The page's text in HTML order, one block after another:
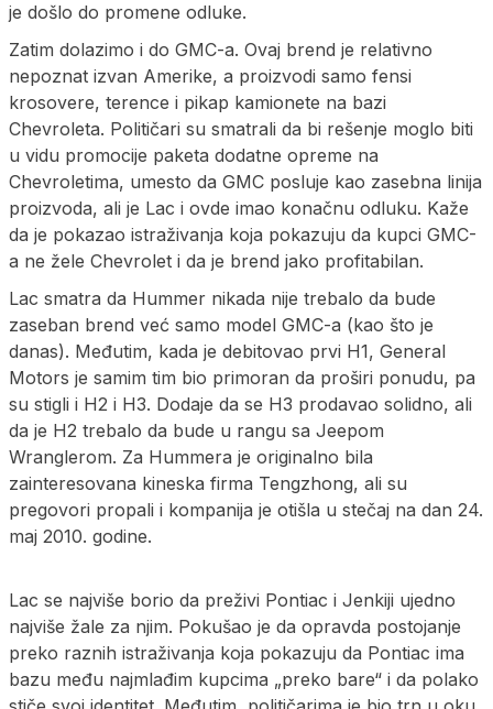
je došlo do promene odluke.
Zatim dolazimo i do GMC-a. Ovaj brend je relativno
nepoznat izvan Amerike, a proizvodi samo fensi
krosovere, terence i pikap kamionete na bazi
Chevroleta. Političari su smatrali da bi rešenje moglo biti
u vidu promocije paketa dodatne opreme na
Chevroletima, umesto da GMC posluje kao zasebna linija
proizvoda, ali je Lac i ovde imao konačnu odluku. Kaže
da je pokazao istraživanja koja pokazuju da kupci GMC-
a ne žele Chevrolet i da je brend jako profitabilan.
Lac smatra da Hummer nikada nije trebalo da bude
zaseban brend već samo model GMC-a (kao što je
danas). Međutim, kada je debitovao prvi H1, General
Motors je samim tim bio primoran da proširi ponudu, pa
su stigli i H2 i H3. Dodaje da se H3 prodavao solidno, ali
da je H2 trebalo da bude u rangu sa Jeepom
Wranglerom. Za Hummera je originalno bila
zainteresovana kineska firma Tengzhong, ali su
pregovori propali i kompanija je otišla u stečaj na dan 24.
maj 2010. godine.
Lac se najviše borio da preživi Pontiac i Jenkiji ujedno
najviše žale za njim. Pokušao je da opravda postojanje
preko raznih istraživanja koja pokazuju da Pontiac ima
bazu među najmlađim kupcima „preko bare“ i da polako